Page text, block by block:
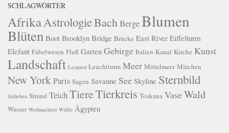
SCHLAGWÖRTER
AfrikaAstrologieBachBergeBlumen
Blüten Boot Brooklyn Bridge Brücke East River Eiffelturm
Elefant Fabelwesen Fluß Garten Gebirge Italien Kanal Kirche Kunst
Landschaft Leopard Leuchtturm Meer Mittelmeer Märchen
New YorkParis Sagen Savanne See Skyline Sternbild
Stilleben Strand TeichTiereTierkreis Toskana VaseWald
Wasser Weihnachten Wölfe Ägypten